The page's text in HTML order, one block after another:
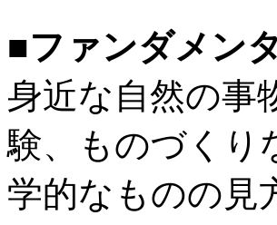
■ファンダメン
身近な自然の事
験、ものづくり
学的なものの見